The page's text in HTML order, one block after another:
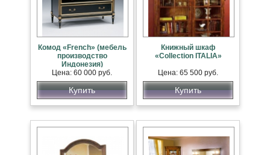
Комод «French» (мебель
производство
Индонезия)
Цена: 60 000 руб.
Купить
Книжный шкаф
«Collection ITALIA»
Цена: 65 500 руб.
Купить